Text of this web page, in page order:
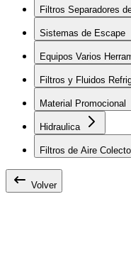
Filtros Separadores
Sistemas de Escape
Equipos Varios
Filtros y Fluidos
Material Promocional
Hidraulica
Volver